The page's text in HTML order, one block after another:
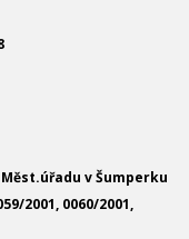
v Šumperku
2001, 0060/2001,